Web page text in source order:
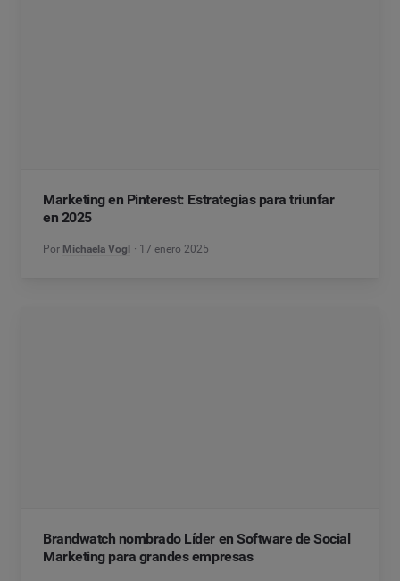
Marketing en Pinterest: Estrategias para triunfar
en 2025
Por Michaela Vogl 17 enero 2025
Brandwatch nombrado Líder en Software de Social
Marketing para grandes empresas